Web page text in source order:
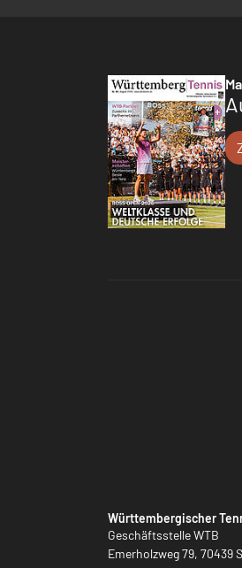
Württembergischer
Geschäftsstelle WTB
Emerholzweg 79, 70439